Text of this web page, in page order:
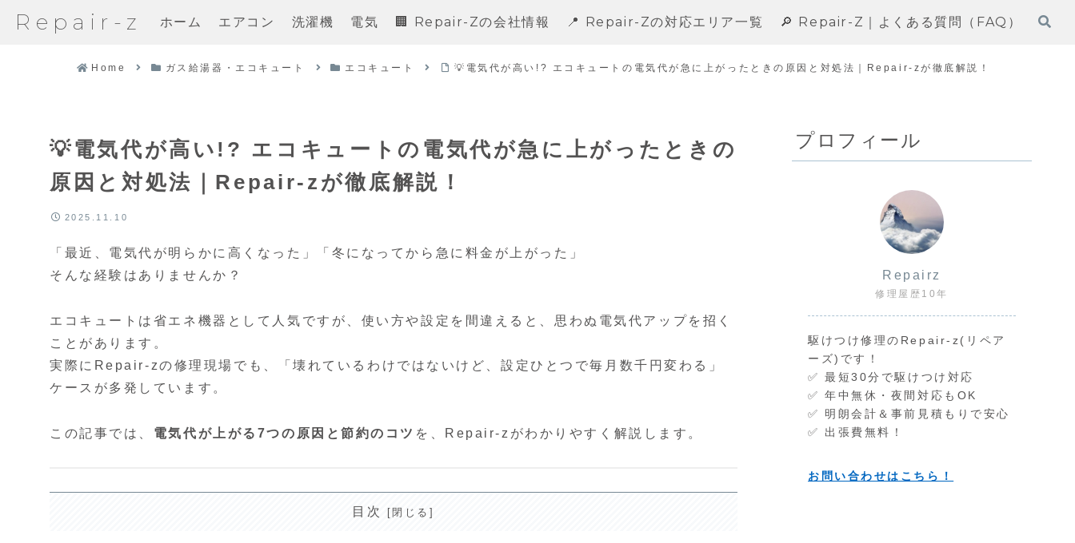
Repair-z ホーム エアコン 洗濯機 電気 🏢 Repair-Zの会社情報 📍 Repair-Zの対応エリア一覧 🔎 Repair-Z｜よくある質問（FAQ）
Home ガス給湯器・エコキュート エコキュート 💡電気代が高い!? エコキュートの電気代が急に上がったときの原因と対処法｜Repair-zが徹底解説！
💡電気代が高い!? エコキュートの電気代が急に上がったときの
原因と対処法｜Repair-zが徹底解説！
2025.11.10
「最近、電気代が明らかに高くなった」「冬になってから急に料金が上がった」
そんな経験はありませんか？
エコキュートは省エネ機器として人気ですが、使い方や設定を間違えると、思わぬ電気代アップを招く
ことがあります。
実際にRepair-zの修理現場でも、「壊れているわけではないけど、設定ひとつで毎月数千円変わる」
ケースが多発しています。
この記事では、 電気代が上がる7つの原因と節約のコツ を、Repair-zがわかりやすく解説します。
目次
プロフィール
Repairz
修理屋歴10年
駆けつけ修理のRepair-z(リペア
ーズ)です！
✅ 最短30分で駆けつけ対応
✅ 年中無休・夜間対応もOK
✅ 明朗会計＆事前見積もりで安心
✅ 出張費無料！
お問い合わせはこちら！